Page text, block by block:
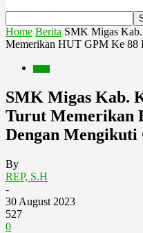
Home Berita SMK Migas
Memerikan HUT GPM Ke 88
SMK Migas Kab.
Turut Memerikan
Dengan
By
REP, S.H
-
30 August 2023
527
0